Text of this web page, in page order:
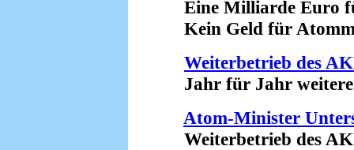
Eine Milliarde Euro
Kein Geld für
Weiterbetrieb des
Jahr für Jahr weitere
Atom-Minister
Weiterbetrieb des